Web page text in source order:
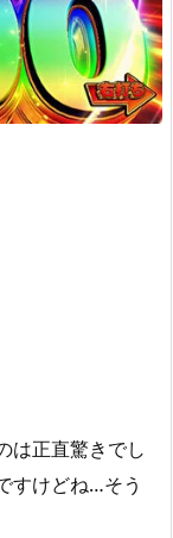
は正直驚きでし
すけどね…そう